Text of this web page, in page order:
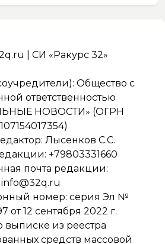
| СИ «Ракурс 32»
Общество с
ответственностью
НОВОСТИ» (ОГРН
Лысенков С.С.
+79803331660
почта редакции:
info@32q.ru
номер: серия Эл №
от 12 сентября 2022 г.
выписке из реестра
средств массовой